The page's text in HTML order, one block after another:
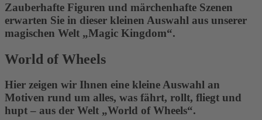
Zauberhafte Figuren und märchenhafte Szenen
erwarten Sie in dieser kleinen Auswahl aus unserer
magischen Welt „Magic Kingdom“.
World of Wheels
Hier zeigen wir Ihnen eine kleine Auswahl an
Motiven rund um alles, was fährt, rollt, fliegt und
hupt – aus der Welt „World of Wheels“.